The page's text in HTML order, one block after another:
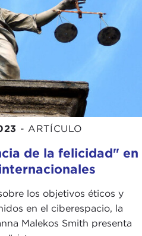
- ARTÍCULO
de la felicidad" en
los objetivos éticos y
en el ciberespacio, la
Malekos Smith presenta